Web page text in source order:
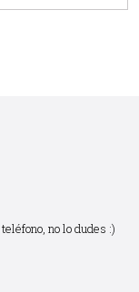
no lo dudes :)